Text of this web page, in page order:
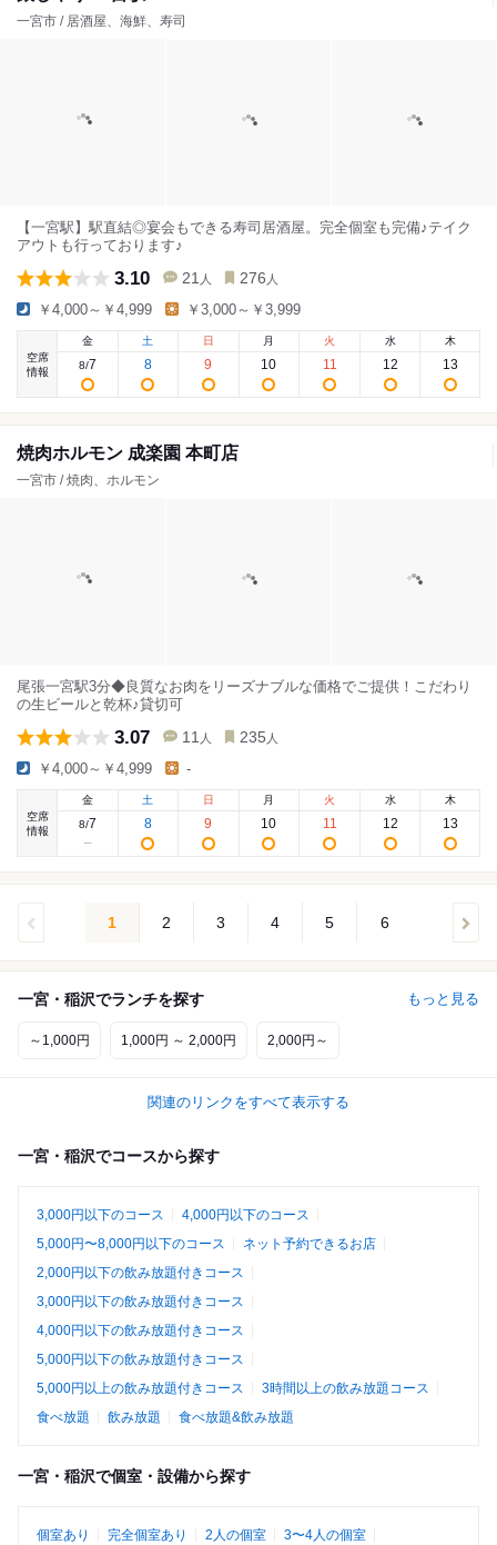
一宮市 / 居酒屋、海鮮、寿司
【一宮駅】駅直結◎宴会もできる寿司居酒屋。完全個室も完備♪テイク
アウトも行っております♪
3.10 21 人 276 人
￥4,000～￥4,999 ￥3,000～￥3,999
空席
情報
金
8/7
土
8
日
9
月
10
火
11
水
12
木
13
焼肉ホルモン 成楽園 本町店
一宮市 / 焼肉、ホルモン
尾張一宮駅3分◆良質なお肉をリーズナブルな価格でご提供！こだわり
の生ビールと乾杯♪貸切可
3.07 11 人 235 人
￥4,000～￥4,999 -
空席
情報
金
8/7
土
8
日
9
月
10
火
11
水
12
木
13
1 2 3 4 5 6
一宮・稲沢でランチを探す もっと見る
～1,000円 1,000円 ～ 2,000円 2,000円～
関連のリンクをすべて表示する
一宮・稲沢でコースから探す
3,000円以下のコース
4,000円以下のコース
5,000円〜8,000円以下のコース
ネット予約できるお店
2,000円以下の飲み放題付きコース
3,000円以下の飲み放題付きコース
4,000円以下の飲み放題付きコース
5,000円以下の飲み放題付きコース
5,000円以上の飲み放題付きコース
3時間以上の飲み放題コース
食べ放題
飲み放題 食べ放題&飲み放題
一宮・稲沢で個室・設備から探す
個室あり 完全個室あり 2人の個室
3〜4人の個室